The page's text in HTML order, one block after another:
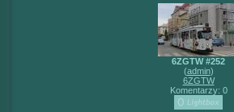
6ZGTW #252
(admin)
6ZGTW
Komentarzy: 0